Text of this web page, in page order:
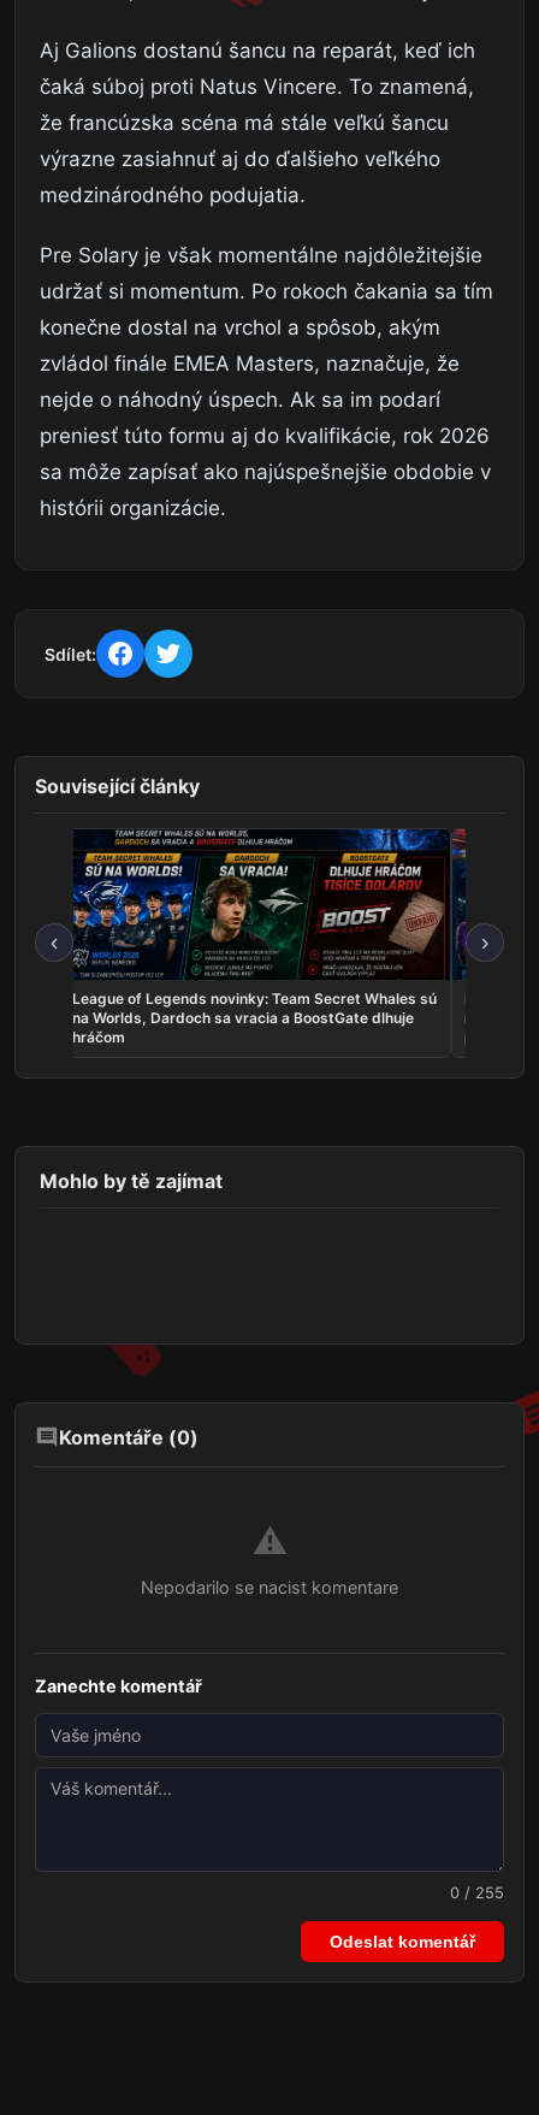
Aj Galions dostanú šancu na reparát, keď ich
čaká súboj proti Natus Vincere. To znamená,
že francúzska scéna má stále veľkú šancu
výrazne zasiahnuť aj do ďalšieho veľkého
medzinárodného podujatia.
Pre Solary je však momentálne najdôležitejšie
udržať si momentum. Po rokoch čakania sa tím
konečne dostal na vrchol a spôsob, akým
zvládol finále EMEA Masters, naznačuje, že
nejde o náhodný úspech. Ak sa im podarí
preniesť túto formu aj do kvalifikácie, rok 2026
sa môže zapísať ako najúspešnejšie obdobie v
histórii organizácie.
Sdílet:
Související články
‹
League of Legends novinky: Team Secret Whales sú
na Worlds, Dardoch sa vracia a BoostGate dlhuje
hráčom
Rocket
na EWC,
poľaviť
›
Mohlo by tě zajímat
Komentáře (0)
⚠️
Nepodarilo se nacist komentare
Zanechte komentář
0 / 255
Odeslat komentář